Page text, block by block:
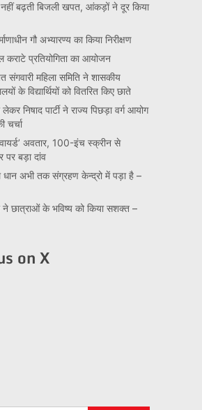
नहीं बढ़ती बिजली खपत, आंकड़ों ने दूर किया
गौ अभ्यारण्य का किया निरीक्षण
प्रतियोगिता का आयोजन
संगवारी महिला समिति ने शासकीय
के विद्यार्थियों को वितरित किए छाते
निषाद पार्टी ने राज्य पिछड़ा वर्ग आयोग
चर्चा
अवतार, 100-इंच स्क्रीन से
पर बड़ा दांव
धान अभी तक संग्रहण केन्द्रो में पड़ा है –
ने छात्राओं के भविष्य को किया सशक्त –
on X